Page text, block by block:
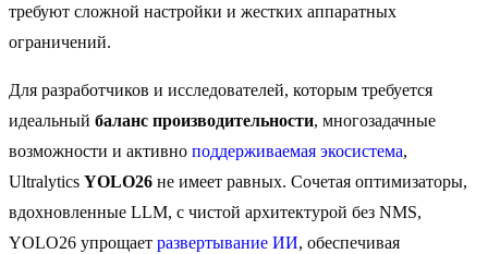
требуют сложной настройки и жестких аппаратных
ограничений.
Для разработчиков и исследователей, которым требуется
идеальный баланс производительности, многозадачные
возможности и активно поддерживаемая экосистема,
Ultralytics YOLO26 не имеет равных. Сочетая оптимизаторы,
вдохновленные LLM, с чистой архитектурой без NMS,
YOLO26 упрощает развертывание ИИ, обеспечивая